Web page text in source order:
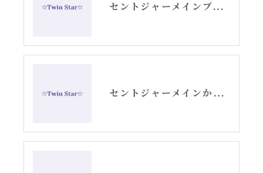
セントジャーメインブレッシングカードGSVFグリッド
セントジャーメインからのメッセージ・水瓶座新月アリーシャ